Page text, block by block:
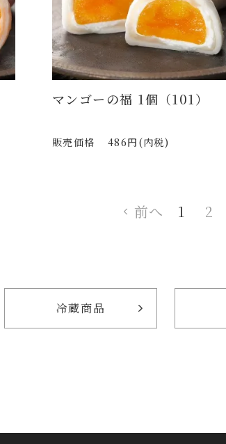
マンゴーの福 1個（101）
販売価格 486円(内税)
前へ 1 2
冷蔵商品